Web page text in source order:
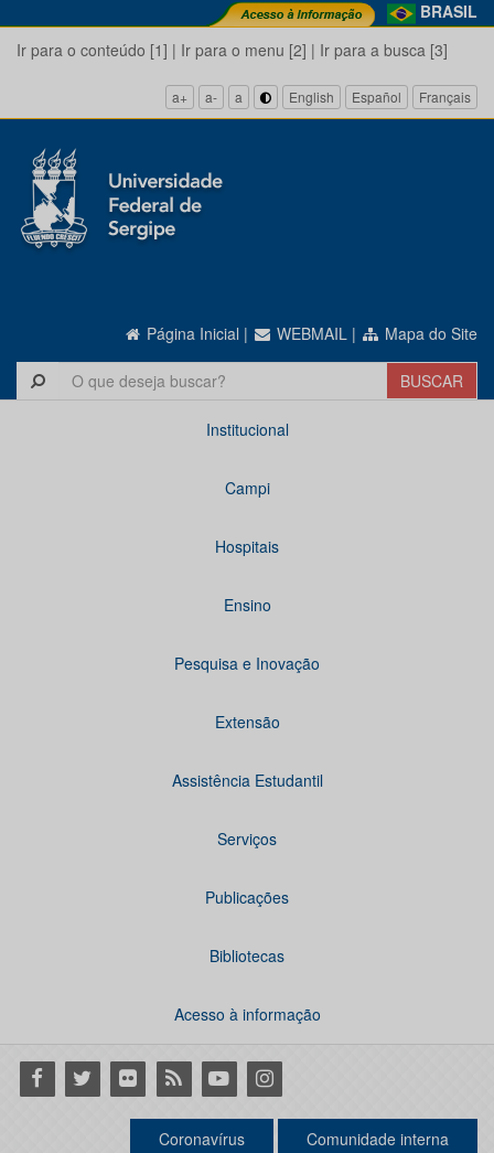
BRASIL
Ir para o conteúdo [1] | Ir para o menu [2] | Ir para a busca [3]
a+ a- a English Español Français
Página Inicial | WEBMAIL | Mapa do Site
Institucional
Campi
Hospitais
Ensino
Pesquisa e Inovação
Extensão
Assistência Estudantil
Serviços
Publicações
Bibliotecas
Acesso à informação
Facebook
Twitter Flickr RSS YoutubeInstagram
Coronavírus Comunidade interna